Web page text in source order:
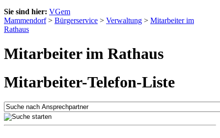
Sie sind hier: VGem
Mammendorf> Bürgerservice > Verwaltung > Mitarbeiter im
Rathaus
Mitarbeiter im Rathaus
Mitarbeiter-Telefon-Liste